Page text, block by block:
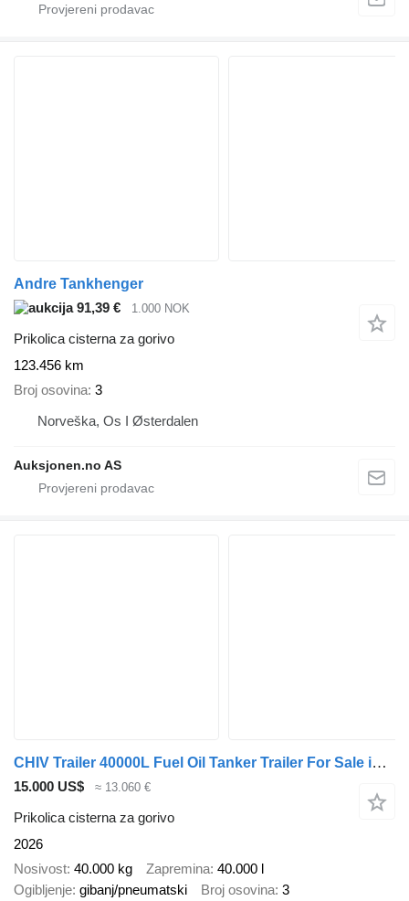
Andre Tankhenger
91,39 €
1.000 NOK
Prikolica cisterna za gorivo
123.456 km
Broj osovina 3
Norveška, Os I Østerdalen
Auksjonen.no AS
CHIV Trailer 40000L Fuel Oil Tanker Trailer For Sale in Mali
15.000 US$ ≈ 13.060 €
Prikolica cisterna za gorivo
2026
Nosivost 40.000 kg Zapremina 40.000 l
Ogibljenje gibanj/pneumatski Broj osovina 3